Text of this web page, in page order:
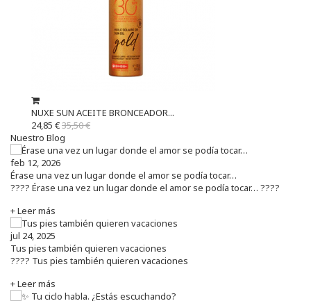
NUXE SUN ACEITE BRONCEADOR...
24,85 €35,50 €
Nuestro Blog
feb 12, 2026
Érase una vez un lugar donde el amor se podía tocar…
???? Érase una vez un lugar donde el amor se podía tocar… ????
+ Leer más
jul 24, 2025
Tus pies también quieren vacaciones
???? Tus pies también quieren vacaciones
+ Leer más